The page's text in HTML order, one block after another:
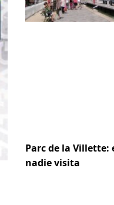
Parc de la Villette:
nadie visita